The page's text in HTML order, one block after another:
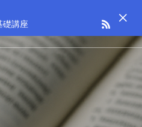
礎講座